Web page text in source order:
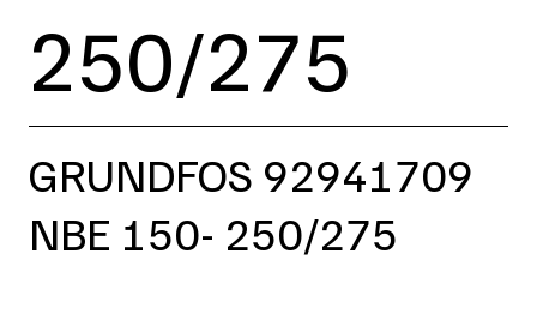
250/275
GRUNDFOS 92941709
NBE 150- 250/275